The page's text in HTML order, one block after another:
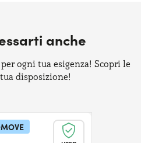
anche
ogni tua esigenza! Scopri le
disposizione!